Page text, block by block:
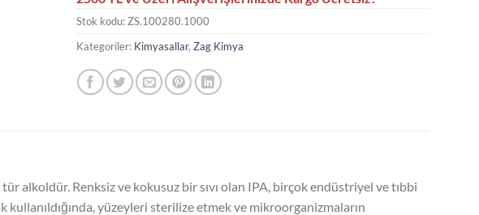
Stok kodu:ZS.100280.1000
Kategoriler: Kimyasallar, Zag Kimya
alkoldür. Renksiz ve kokusuz bir sıvı olan IPA, birçok endüstriyel ve tıbbi
kullanıldığında, yüzeyleri sterilize etmek ve mikroorganizmaların